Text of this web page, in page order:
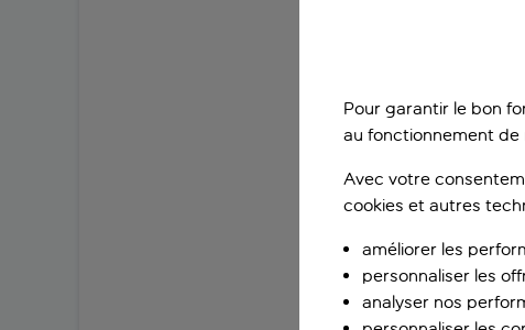
Pour garantir le bon
au fonctionnement de
Avec votre
cookies et autres
améliorer les
personnaliser les
analyser nos